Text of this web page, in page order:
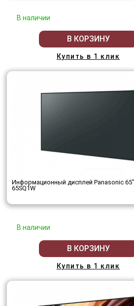
В наличии
В КОРЗИНУ
Купить в 1 клик
Информационный дисплей Panasonic
65SQ1W
В наличии
В КОРЗИНУ
Купить в 1 клик